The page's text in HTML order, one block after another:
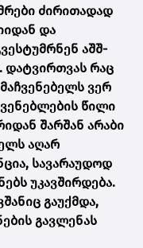
ძირითადად
და
აშშ-
დატვირთვას რაც
ვერ
წილი
შარშან არაბი
აღარ
სავარაუდოდ
უკავშირდება.
გაუქმდა,
გავლენას